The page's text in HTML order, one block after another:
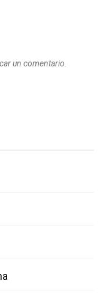
un comentario.